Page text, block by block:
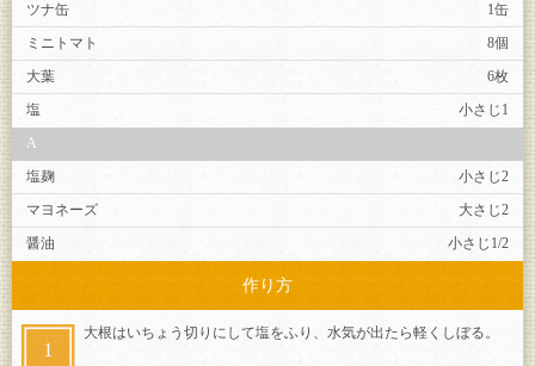
ツナ缶
1缶
ミニトマト
8個
大葉
6枚
塩
小さじ1
A
塩麹
小さじ2
マヨネーズ
大さじ2
醤油
小さじ1/2
作り方
大根はいちょう切りにして塩をふり、水気が出たら軽くしぼる。